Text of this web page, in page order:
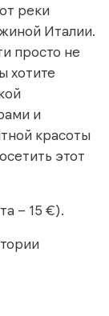
реки
Италии.
просто не
хотите
и
красоты
этот
– 15 €).